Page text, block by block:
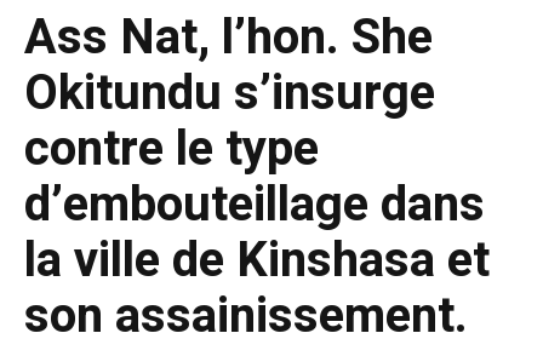
Ass Nat, l’hon. She
Okitundu s’insurge
contre le type
d’embouteillage dans
la ville de Kinshasa et
son assainissement.